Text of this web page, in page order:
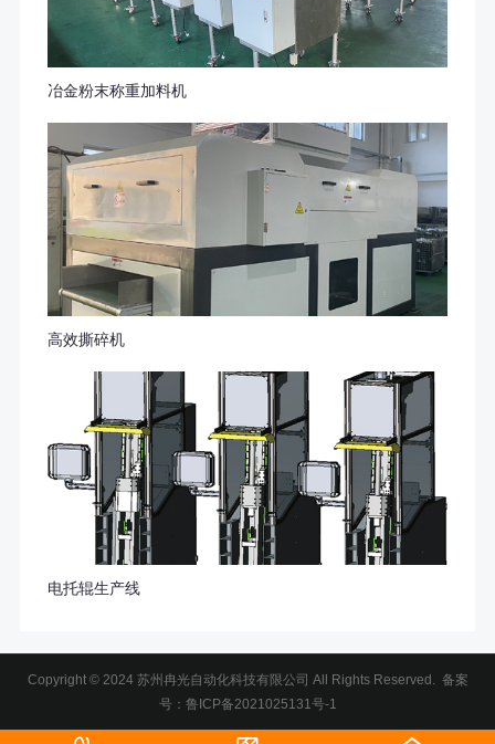
冶金粉末称重加料机
高效撕碎机
电托辊生产线
Copyright © 2024 苏州冉光自动化科技有限公司 All Rights Reserved. 备案
号： 鲁ICP备2021025131号-1